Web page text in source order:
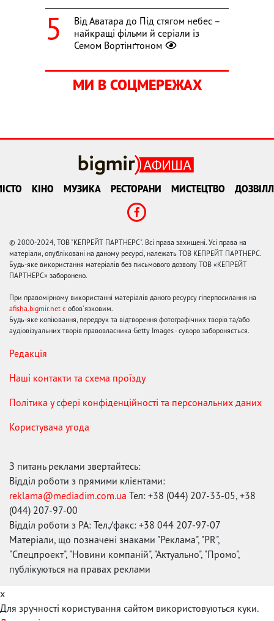
Від Аватара до Під стягом небес –
найкращі фільми й серіали із
Семом Вортінґтоном
МИ В СОЦМЕРЕЖАХ
КІНО МУЗИКА РЕСТОРАНИ МИСТЕЦТВО
© 2000-2024, ТОВ "КЕПРЕЙТ ПАРТНЕРС". Всі права захищені. Усі права на
матеріали, опубліковані на даному ресурсі, належать ТОВ КЕПРЕЙТ ПАРТНЕРС.
Будь-яке використання матеріалів без письмового дозволу ТОВ «КЕПРЕЙТ
ПАРТНЕРС» заборонено.
При правомірному використанні матеріалів даного ресурсу гіперпосилання на
afisha.bigmir.net є обов'язковим.
Будь-яке копіювання, передрук та відтворення фотографічних творів та/або
аудіовізуальних творів правовласника Getty Images - суворо забороняється.
Редакція
Наші контакти та схема проїзду
Політика у сфері конфіденційності та персональних даних
Користувача угода
З питань реклами звертайтесь:
Відділ роботи з прямими клієнтами:
reklama@mediadim.com.ua Тел: +38 (044) 207-33-05, +38
(044) 207-97-00
Відділ роботи з РА: Тел./факс: +38 044 207-97-07
Матеріали, що позначені знаками "Реклама", "PR",
"Спецпроект", "Новини компаній", "Актуально", "Промо",
публікуються на правах реклами
x
Для зручності користування сайтом використовуються куки.